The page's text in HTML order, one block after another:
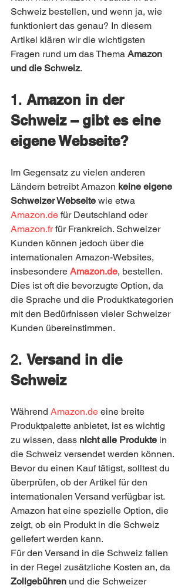
Schweiz bestellen, und wenn ja, wie
funktioniert das genau? In diesem
Artikel klären wir die wichtigsten
Fragen rund um das Thema Amazon
und die Schweiz.
1. Amazon in der
Schweiz – gibt es eine
eigene Webseite?
Im Gegensatz zu vielen anderen
Ländern betreibt Amazon keine eigene
Schweizer Webseite wie etwa
Amazon.de für Deutschland oder
Amazon.fr für Frankreich. Schweizer
Kunden können jedoch über die
internationalen Amazon-Websites,
insbesondere Amazon.de, bestellen.
Dies ist oft die bevorzugte Option, da
die Sprache und die Produktkategorien
mit den Bedürfnissen vieler Schweizer
Kunden übereinstimmen.
2. Versand in die
Schweiz
Während Amazon.de eine breite
Produktpalette anbietet, ist es wichtig
zu wissen, dass nicht alle Produkte in
die Schweiz versendet werden können.
Bevor du einen Kauf tätigst, solltest du
überprüfen, ob der Artikel für den
internationalen Versand verfügbar ist.
Amazon hat eine spezielle Option, die
zeigt, ob ein Produkt in die Schweiz
geliefert werden kann.
Für den Versand in die Schweiz fallen
in der Regel zusätzliche Kosten an, da
Zollgebühren und die Schweizer